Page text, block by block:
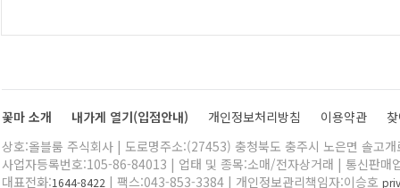
꽃마 소개 내가게 열기(입점안내) 개인정보처리방침 이용약관
상호:올블룸 주식회사 | 도로명주소:(27453) 충청북도 충주시 노은면 솔고
사업자등록번호:105-86-84013 | 업태 및 종목:소매/전자상거래 | 통신판매
대표전화:1644-8422 | 팩스:043-853-3384 | 개인정보관리책임자:이승호